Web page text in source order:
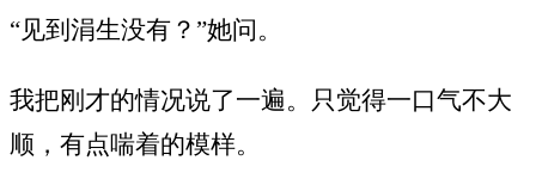
“见到涓生没有？”她问。
我把刚才的情况说了一遍。只觉得一口气不大
顺，有点喘着的模样。